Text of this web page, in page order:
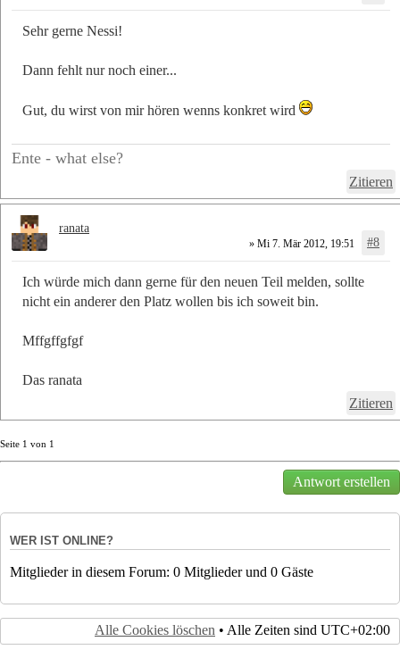
Sehr gerne Nessi!
Dann fehlt nur noch einer...
Gut, du wirst von mir hören wenns konkret wird
Ente - what else?
Zitieren
» Mi 7. Mär 2012, 19:51 #8
Ich würde mich dann gerne für den neuen Teil melden, sollte
nicht ein anderer den Platz wollen bis ich soweit bin.
Mffgffgfgf
Das ranata
Zitieren
ranata
Seite 1 von 1
Antwort erstellen
WER IST ONLINE?
Mitglieder in diesem Forum: 0 Mitglieder und 0 Gäste
Alle Cookies löschen • Alle Zeiten sind UTC+02:00